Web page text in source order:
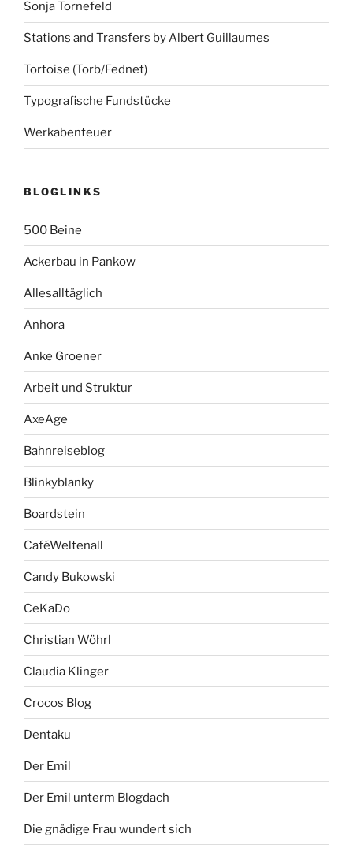
Sonja Tornefeld
Stations and Transfers by Albert Guillaumes
Tortoise (Torb/Fednet)
Typografische Fundstücke
Werkabenteuer
BLOGLINKS
500 Beine
Ackerbau in Pankow
Allesalltäglich
Anhora
Anke Groener
Arbeit und Struktur
AxeAge
Bahnreiseblog
Blinkyblanky
Boardstein
CaféWeltenall
Candy Bukowski
CeKaDo
Christian Wöhrl
Claudia Klinger
Crocos Blog
Dentaku
Der Emil
Der Emil unterm Blogdach
Die gnädige Frau wundert sich